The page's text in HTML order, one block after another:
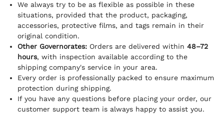
We always try to be as flexible as possible in these
situations, provided that the product, packaging,
accessories, protective films, and tags remain in their
original condition.
Other Governorates: Orders are delivered within 48–72
hours, with inspection available according to the
shipping company's service in your area.
Every order is professionally packed to ensure maximum
protection during shipping.
If you have any questions before placing your order, our
customer support team is always happy to assist you.